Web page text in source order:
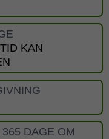
KAN
DAGE OM